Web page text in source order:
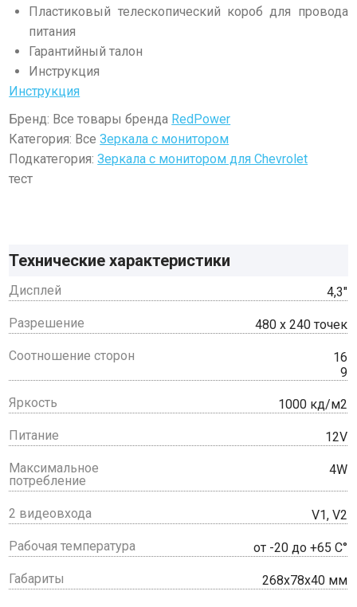
Пластиковый телескопический короб для провода
питания
Гарантийный талон
Инструкция
Инструкция
Бренд: Все товары бренда RedPower
Категория: ВсеЗеркала с монитором
Подкатегория:Зеркала с монитором для Chevrolet
тест
Технические характеристики
Дисплей 4,3"
Разрешение 480 x 240 точек
Соотношение сторон
16
9
Яркость
1000 кд/м2
Питание 12V
Максимальное
потребление
4W
2 видеовхода V1, V2
Рабочая температура от -20 до +65 C°
Габариты 268x78x40 мм